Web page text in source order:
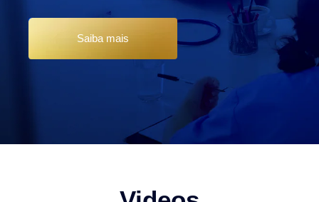
Saiba mais